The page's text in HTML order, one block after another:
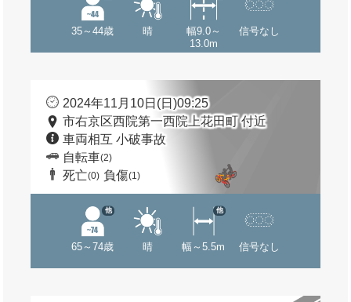
35～44歳 晴
幅9.0～
13.0m
信号なし
2024年11月10日(日)09:25
市右京区西院第一西院上花田町 付近
車両相互 小破事故
自転車(2)
死亡(0) 負傷(1)
65～74歳
他
晴 幅～5.5m
他
信号なし